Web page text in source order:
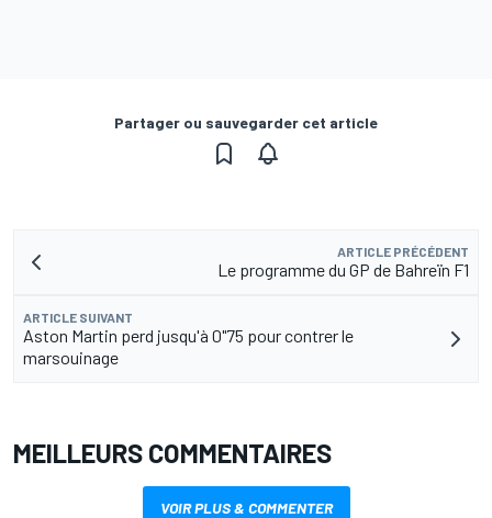
Partager ou sauvegarder cet article
ARTICLE PRÉCÉDENT
Le programme du GP de Bahreïn F1
ARTICLE SUIVANT
Aston Martin perd jusqu'à 0"75 pour contrer le
marsouinage
MEILLEURS COMMENTAIRES
VOIR PLUS & COMMENTER